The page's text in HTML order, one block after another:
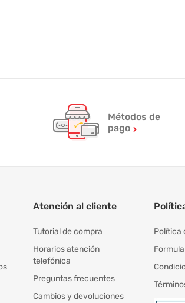
Métodos de
pago
Atención al cliente
Tutorial de compra
Horarios atención
telefónica
Preguntas frecuentes
Cambios y devoluciones
Política